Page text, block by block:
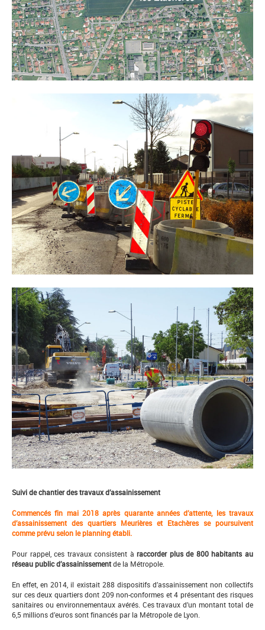
Suivi de chantier des travaux d’assainissement
Commencés fin mai 2018 après quarante années d’attente, les travaux
d’assainissement des quartiers Meurières et Etachères se poursuivent
comme prévu selon le planning établi.
Pour rappel, ces travaux consistent àraccorder plus de 800 habitants au
réseau public d’assainissementde la Métropole.
En effet, en 2014, il existait 288 dispositifs d’assainissement non collectifs
sur ces deux quartiers dont 209 non-conformes et 4 présentant des risques
sanitaires ou environnementaux avérés. Ces travaux d’un montant total de
6,5 millions d’euros sont financés par la Métropole de Lyon.